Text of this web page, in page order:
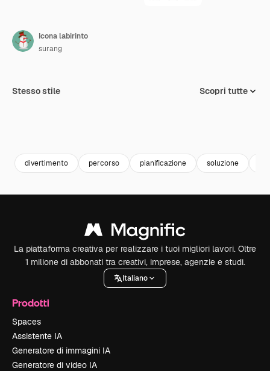
Icona labirinto
surang
Stesso stile Scopri tutte
divertimento percorso pianificazione soluzione
La piattaforma creativa per realizzare i tuoi migliori lavori. Oltre
1 milione di abbonati tra creativi, imprese, agenzie e studi.
Italiano
Prodotti
Spaces
Assistente IA
Generatore di immagini IA
Generatore di video IA